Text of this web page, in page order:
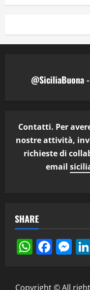
Contatti. Per
nostre attività,
richieste di
email
SHARE
Copyright © All